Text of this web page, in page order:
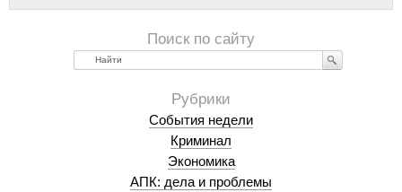
Найти
События недели
Криминал
Экономика
АПК: дела и проблемы